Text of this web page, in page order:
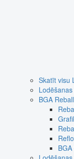
Skatīt visu
BGA